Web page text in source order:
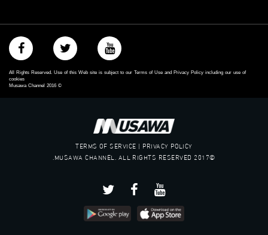
All Rights Reserved. Use of this Web site is subject to our Terms of Use and Privacy Policy including our use of
cookies
©
2016
TERMS OF SERVICE | PRIVACY POLICY
©2017 MUSAWA CHANNEL. ALL RIGHTS RESERVED.